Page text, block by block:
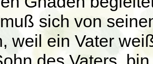
sich von
weil ein Vater